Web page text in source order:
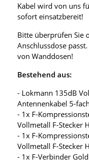
Kabel wird von uns
sofort einsatzbereit!
Bitte überprüfen Sie
Anschlussdose
von Wanddosen!
Bestehend aus:
- Lokmann 135dB
Antennenkabel 5-
- 1x F-
Vollmetall F-Stecker
- 1x F-
Vollmetall F-Stecker
- 1x F-Verbinder